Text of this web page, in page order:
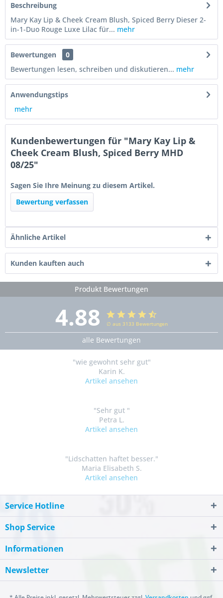
Beschreibung
Mary Kay Lip & Cheek Cream Blush, Spiced Berry Dieser 2-
in-1-Duo Rouge Luxe Lilac für... mehr
Bewertungen
0
Bewertungen lesen, schreiben und diskutieren... mehr
Anwendungstips
mehr
Kundenbewertungen für "Mary Kay Lip &
Cheek Cream Blush, Spiced Berry MHD
08/25"
Sagen Sie Ihre Meinung zu diesem Artikel.
Bewertung verfassen
Ähnliche Artikel
Kunden kauften auch
Produkt Bewertungen
4.88 ∅ aus 3133 Bewertungen
alle Bewertungen
"wie gewohnt sehr gut"
Karin K.
Artikel ansehen
"Sehr gut "
Petra L.
Artikel ansehen
"Lidschatten haftet besser."
Maria Elisabeth S.
Artikel ansehen
Service Hotline
Shop Service
Informationen
Newsletter